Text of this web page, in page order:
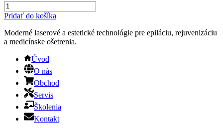
množstvo
SDPL
SH15
-
ošetrenia
pokožky,
fotorejuvenizáciu,
pigmentácie,
akné,
rosaceu
epiláciu
Pridať do košíka
Moderné laserové a estetické technológie pre epiláciu, rejuvenizáciu
a medicínske ošetrenia.
Úvod
O nás
Obchod
Servis
Školenia
Kontakt